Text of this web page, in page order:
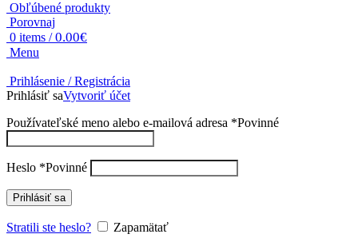
Obľúbené produkty
Porovnaj
0 items / 0.00€
Menu
Prihlásenie / Registrácia
Prihlásiť saVytvoriť účet
Používateľské meno alebo e-mailová adresa *Povinné
Heslo *Povinné
Prihlásiť sa
Stratili ste heslo? Zapamätať